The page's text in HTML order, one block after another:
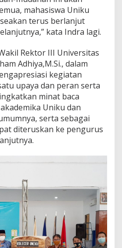
mahasiswa Uniku
terus berlanjut
kata Indra lagi.
Rektor III Universitas
Adhiya,M.Si., dalam
kegiatan
upaya dan peran serta
minat baca
Uniku dan
serta sebagai
diteruskan ke pengurus